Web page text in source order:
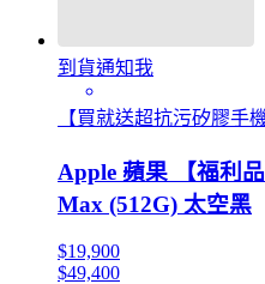
到貨通知我
【買就送超抗污矽膠手
Apple 蘋果 【福利
Max (512G) 太空黑
$19,900
$49,400